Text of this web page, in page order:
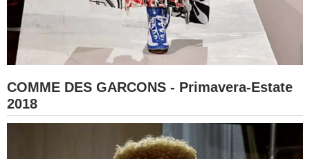
COMME DES GARCONS - Primavera-Estate
2018